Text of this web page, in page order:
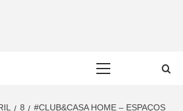
8
#CLUB&CASA HOME – ESPAÇOS